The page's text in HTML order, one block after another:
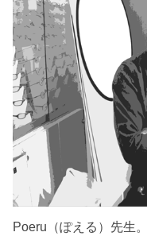
Poeru（ぽえる）先生。